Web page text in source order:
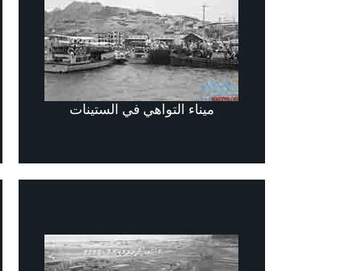
ميناء التواهي في الستينات